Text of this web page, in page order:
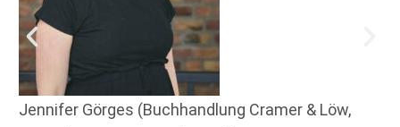
Jennifer Görges (Buchhandlung Cramer & Löw,